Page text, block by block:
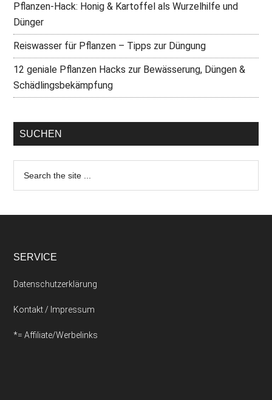
Pflanzen-Hack: Honig & Kartoffel als Wurzelhilfe und
Dünger
Reiswasser für Pflanzen – Tipps zur Düngung
12 geniale Pflanzen Hacks zur Bewässerung, Düngen &
Schädlingsbekämpfung
SUCHEN
SERVICE
Datenschutzerklärung
Kontakt / Impressum
*= Affiliate/Werbelinks